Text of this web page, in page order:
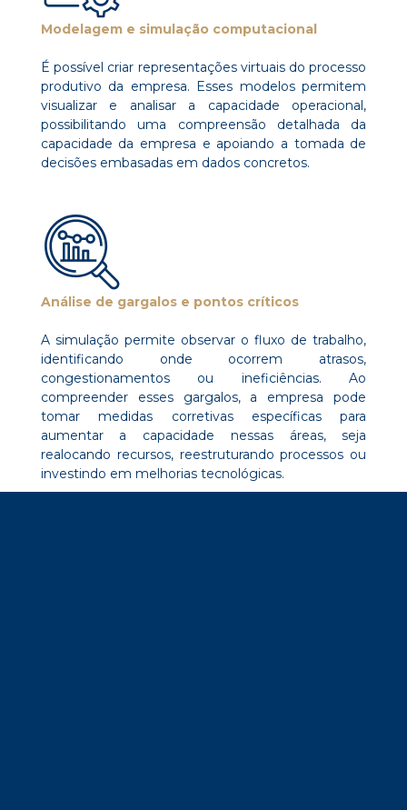
Modelagem e simulação computacional
É possível criar representações virtuais do processo
produtivo da empresa. Esses modelos permitem
visualizar e analisar a capacidade operacional,
possibilitando uma compreensão detalhada da
capacidade da empresa e apoiando a tomada de
decisões embasadas em dados concretos.
Análise de gargalos e pontos críticos
A simulação permite observar o fluxo de trabalho,
identificando onde ocorrem atrasos,
congestionamentos ou ineficiências. Ao
compreender esses gargalos, a empresa pode
tomar medidas corretivas específicas para
aumentar a capacidade nessas áreas, seja
realocando recursos, reestruturando processos ou
investindo em melhorias tecnológicas.